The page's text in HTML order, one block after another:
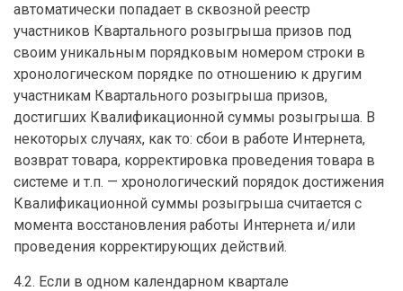
автоматически попадает в сквозной реестр
участников Квартального розыгрыша призов под
своим уникальным порядковым номером строки в
хронологическом порядке по отношению к другим
участникам Квартального розыгрыша призов,
достигших Квалификационной суммы розыгрыша. В
некоторых случаях, как то: сбои в работе Интернета,
возврат товара, корректировка проведения товара в
системе и т.п. — хронологический порядок достижения
Квалификационной суммы розыгрыша считается с
момента восстановления работы Интернета и/или
проведения корректирующих действий.
4.2. Если в одном календарном квартале